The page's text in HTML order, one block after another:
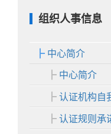
组织人事信息
中心简介
中心简介
认证机构自
认证规则承